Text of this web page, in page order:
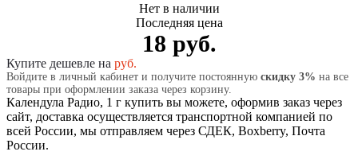
Нет в наличии
Последняя цена
18 руб.
Купите дешевле на руб.
Войдите в личный кабинет и получите постоянную скидку 3% на все
товары при оформлении заказа через корзину.
Календула Радио, 1 г купить вы можете, оформив заказ через
сайт, доставка осуществляется транспортной компанией по
всей России, мы отправляем через СДЕК, Boxberry, Почта
России.